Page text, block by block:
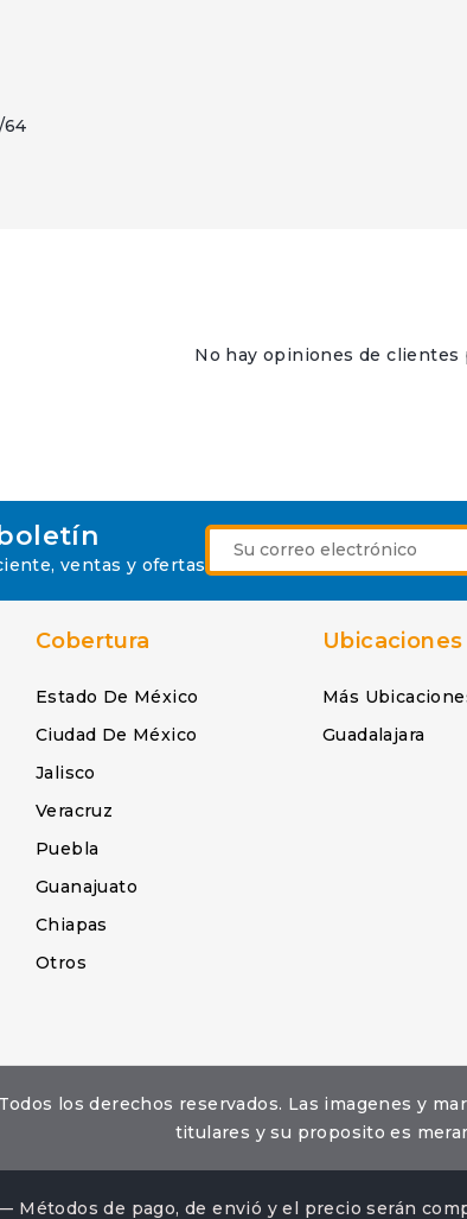
64
No hay opiniones de clientes
ventas y ofertas
Cobertura
Estado De México
Ciudad De México
Jalisco
Veracruz
Puebla
Guanajuato
Chiapas
Otros
Ubicaciones
Más
Guadalajara
los derechos reservados. Las imagenes y
titulares y su proposito es
Métodos de pago, de envió y el precio serán